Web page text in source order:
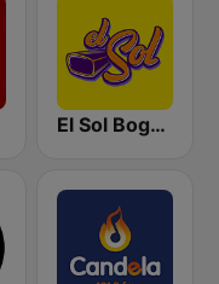
El Sol Bogotá